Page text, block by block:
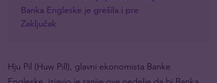
Banka Engleske je grešila i pre
Zaključak
Hju Pil (Huw Pill), glavni ekonomista Banke